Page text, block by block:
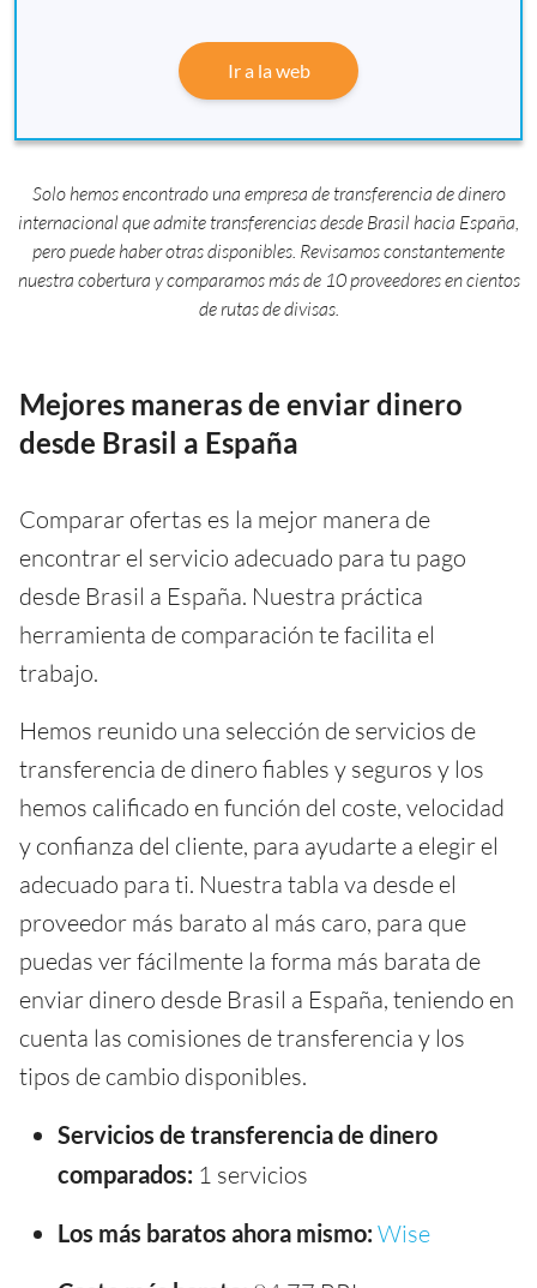
Ir a la web
Solo hemos encontrado una empresa de transferencia de dinero
internacional que admite transferencias desde Brasil hacia España,
pero puede haber otras disponibles. Revisamos constantemente
nuestra cobertura y comparamos más de 10 proveedores en cientos
de rutas de divisas.
Mejores maneras de enviar dinero
desde Brasil a España
Comparar ofertas es la mejor manera de
encontrar el servicio adecuado para tu pago
desde Brasil a España. Nuestra práctica
herramienta de comparación te facilita el
trabajo.
Hemos reunido una selección de servicios de
transferencia de dinero fiables y seguros y los
hemos calificado en función del coste, velocidad
y confianza del cliente, para ayudarte a elegir el
adecuado para ti. Nuestra tabla va desde el
proveedor más barato al más caro, para que
puedas ver fácilmente la forma más barata de
enviar dinero desde Brasil a España, teniendo en
cuenta las comisiones de transferencia y los
tipos de cambio disponibles.
Servicios de transferencia de dinero
comparados: 1 servicios
Los más baratos ahora mismo: Wise